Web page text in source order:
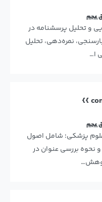
عجم
و تحلیل پرسشنامه در
نمره‌دهی، تحلیل
ا…
عجم
پزشکی؛ شامل اصول
نحوه بررسی عنوان در